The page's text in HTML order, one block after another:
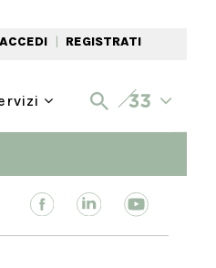
ACCEDI | REGISTRATI